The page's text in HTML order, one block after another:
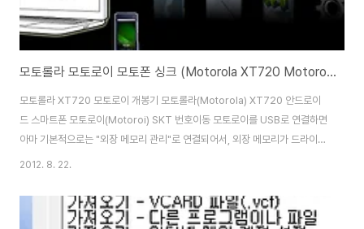
모토롤라 모토로이 모토폰 싱크 (Motorola XT720 Motoroi Phone Sync) 설정방법
모토롤라 XT720 모토로이 개봉기 모토롤라(Motorola) XT720 안드로이
드 스마트폰 모토로이(Motoroi) SKT 번호이동 모토로이를 USB로 연결하면
아마 기본적으로는 "외장 메모리 관리"로 연결되어서, 외장 메모리가 드라이브
라 잡히네요... 처음에 외장메모리에 많은 자료를 넣을 경우는 외장 메모리로 사
기화로 접속을 하면 됩니다. 접속을 하는 방법은 홈화면에서 메뉴를 누르고, 알
림에 들어가서 usb연결을 클릭해서 바꾸면 됩니다. (이후에는 자동으로 최후
2012. 8. 22.